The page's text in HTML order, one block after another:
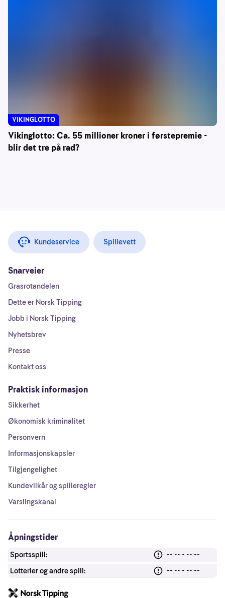
Vikinglotto: Ca. 55 millioner kroner i førstepremie -
blir det tre på rad?
VIKINGLOTTO
Kundeservice Spillevett
Snarveier
Grasrotandelen
Dette er Norsk Tipping
Jobb i Norsk Tipping
Nyhetsbrev
Presse
Kontakt oss
Praktisk informasjon
Sikkerhet
Økonomisk kriminalitet
Personvern
Informasjonskapsler
Tilgjengelighet
Kundevilkår og spilleregler
Varslingskanal
Åpningstider
Sportsspill:
--:-- - --:--
Lotterier og andre spill:
--:-- - --:--